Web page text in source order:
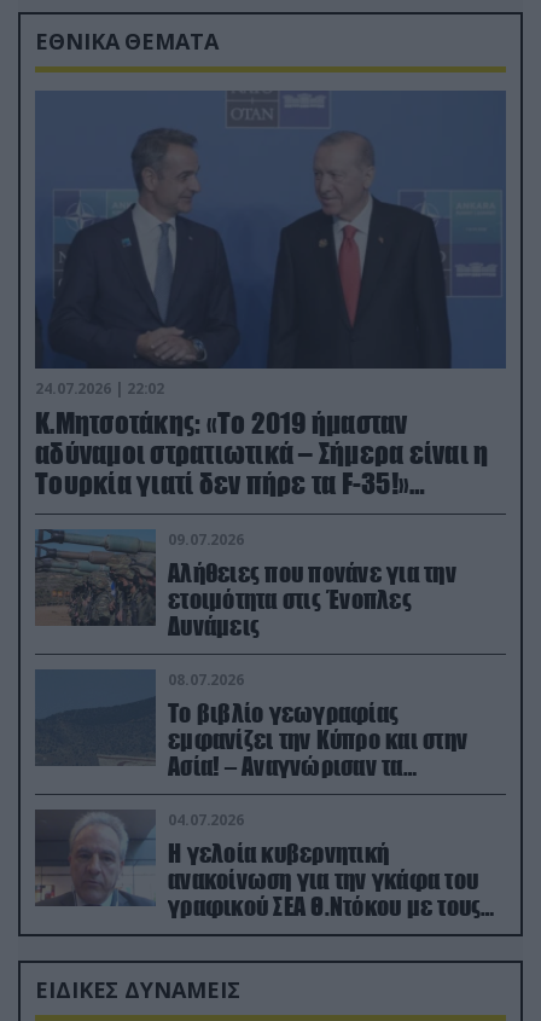
ΕΘΝΙΚΑ ΘΕΜΑΤΑ
24.07.2026 | 22:02
Κ.Μητσοτάκης: «Το 2019 ήμασταν
αδύναμοι στρατιωτικά – Σήμερα είναι η
Τουρκία γιατί δεν πήρε τα F-35!»
(βίντεο)
09.07.2026
Αλήθειες που πονάνε για την
ετοιμότητα στις Ένοπλες
Δυνάμεις
08.07.2026
Το βιβλίο γεωγραφίας
εμφανίζει την Κύπρο και στην
Ασία! – Αναγνώρισαν τα
κατεχόμενα; (φωτο)
04.07.2026
Η γελοία κυβερνητική
ανακοίνωση για την γκάφα του
γραφικού ΣΕΑ Θ.Ντόκου με τους
Ρώσους φαρσέρ
ΕΙΔΙΚΕΣ ΔΥΝΑΜΕΙΣ